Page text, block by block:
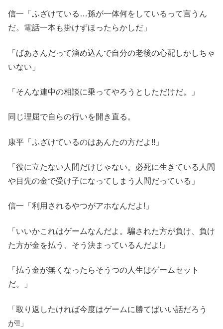
信一「ふざけている…孫が一体何をしているって言うん
だ。電話一本も掛けずほったらかしだ」
「ばあさんだって溜め込んで自分の老後の心配しかしちゃ
いない」
「そんな連中の相談に乗ってやろうとしただけだ。」
同じ理屈で自らの行いを開き直る。
康平「ふざけているのはあんたの方だよ!!」
「役に立たない人間だけじゃない。必死に生きている人間
や目先の金で受け子になってしまう人間だっている」
信一「利用されるやつがアホなんだよ!」
「いいかこれはゲームなんだよ。騙された方が負け、負け
た方が金を払う、そう決まっているんだよ!」
「払う金が無くなったらそうつの人生はゲームセット
だ。」
「取り返したければ今度はゲームに勝てばいい話だろう
が!!」